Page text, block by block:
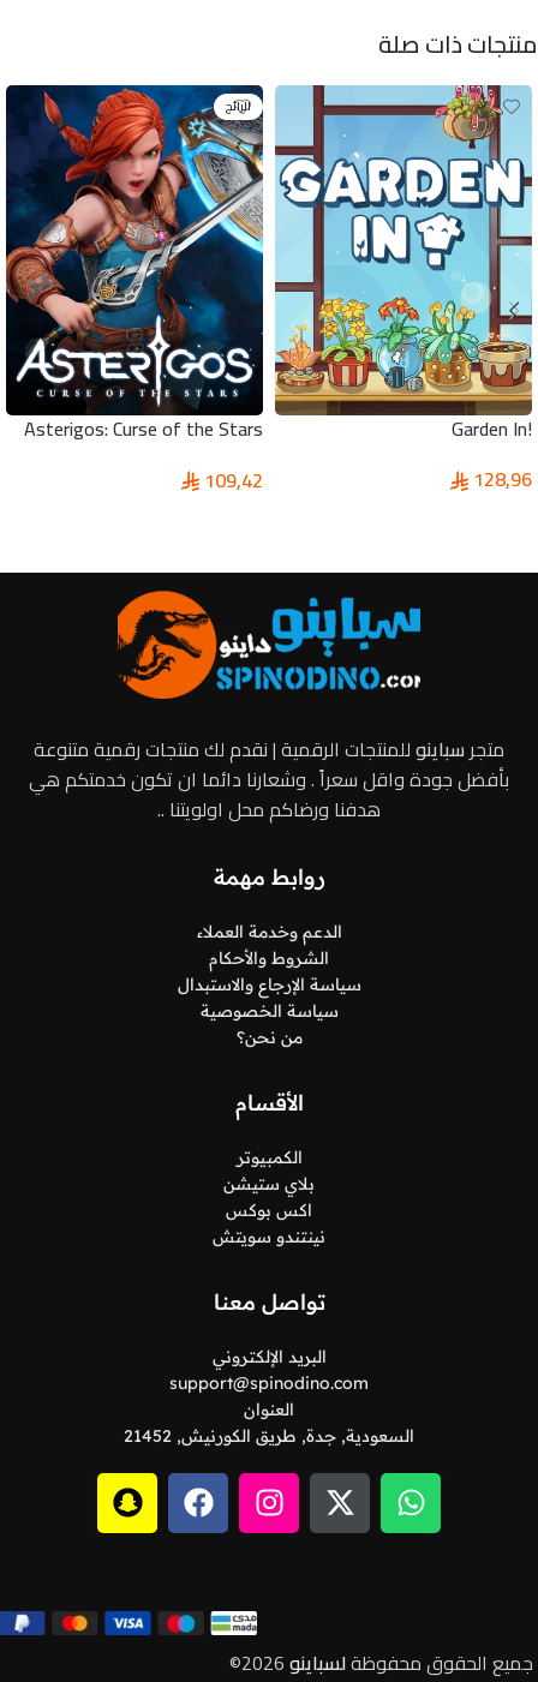
منتجات ذات صلة
!Garden In
128,96
الرائج
Asterigos: Curse of the Stars
109,42
متجرسباينوللمنتجات الرقمية | نقدم لك منتجات رقمية متنوعة
بأفضل جودة واقل سعراً . وشعارنا دائما ان تكون خدمتكم هي
هدفنا ورضاكم محل اولويتنا ..
روابط مهمة
الدعم وخدمة العملاء
الشروط والأحكام
سياسة الإرجاع والاستبدال
سياسة الخصوصية
من نحن؟
الأقسام
الكمبيوتر
بلاي ستيشن
اكس بوكس
نينتندو سويتش
تواصل معنا
البريد الإلكتروني
support@spinodino.com
العنوان
السعودية, جدة, طريق الكورنيش, 21452
جميع الحقوق محفوظةلسباينو2026©